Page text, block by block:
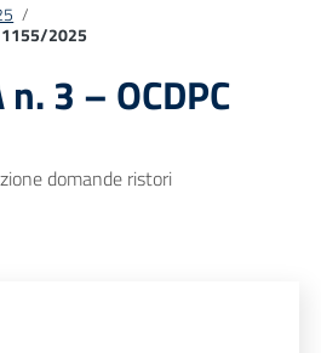
/
1155/2025
3 – OCDPC
domande ristori